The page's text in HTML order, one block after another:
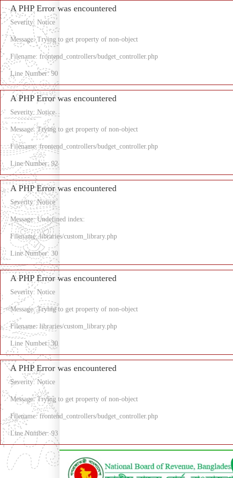
A PHP Error was encountered
Severity: Notice
Message: Trying to get property of non-object
Filename: frontend_controllers/budget_controller.php
Line Number: 90
A PHP Error was encountered
Severity: Notice
Message: Trying to get property of non-object
Filename: frontend_controllers/budget_controller.php
Line Number: 92
A PHP Error was encountered
Severity: Notice
Message: Undefined index:
Filename: libraries/custom_library.php
Line Number: 30
A PHP Error was encountered
Severity: Notice
Message: Trying to get property of non-object
Filename: libraries/custom_library.php
Line Number: 30
A PHP Error was encountered
Severity: Notice
Message: Trying to get property of non-object
Filename: frontend_controllers/budget_controller.php
Line Number: 93